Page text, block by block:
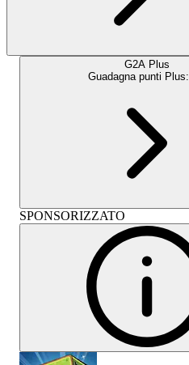
G2A Plus
Guadagna punti Plus:
SPONSORIZZATO